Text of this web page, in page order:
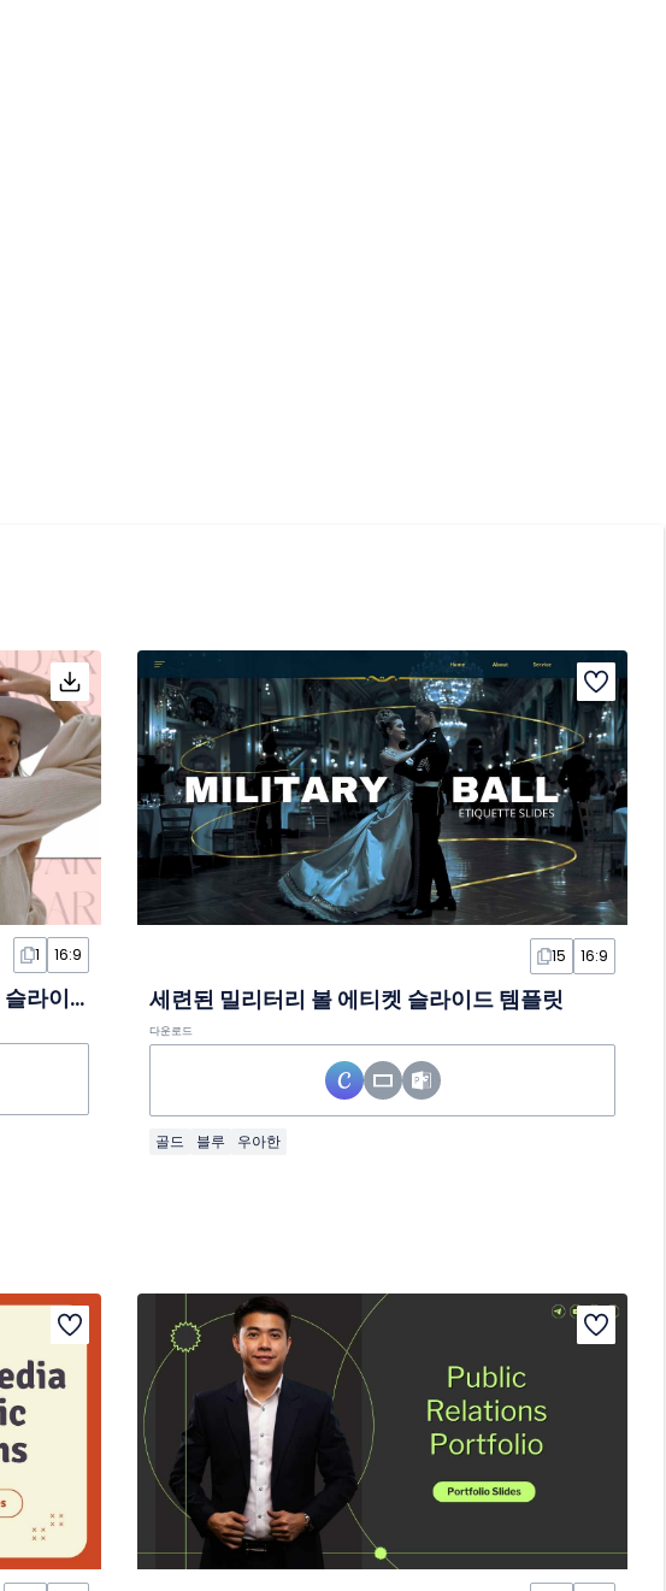
1 16:9
미니멀 핑크 2026년 5월 데일리 캘린더 슬라이드 템플릿
15 16:9
세련된 밀리터리 볼 에티켓 슬라이드 템플릿
다운로드
골드 블루 우아한